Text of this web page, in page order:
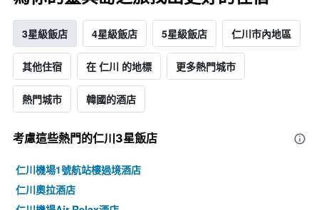
3星級飯店 4星級飯店 5星級飯店 仁川市內地區
其他住宿 在 仁川 的地標 更多熱門城市
熱門城市 韓國的酒店
考慮這些熱門的仁川3星​飯店
仁川機場1號航站樓過境酒店
仁川奧拉酒店